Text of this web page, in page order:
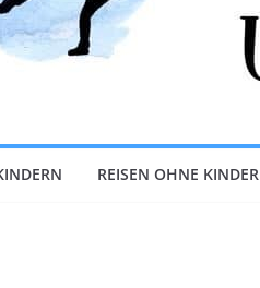
REISEN OHNE KINDER